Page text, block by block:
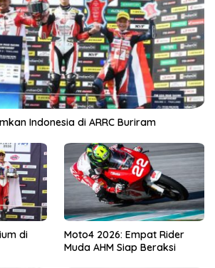
Indonesia di ARRC Buriram
di
Moto4 2026: Empat Rider
Muda AHM Siap Beraksi